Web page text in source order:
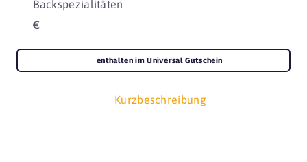
Backspezialitäten
€
Kurzbeschreibung
enthalten im Universal Gutschein